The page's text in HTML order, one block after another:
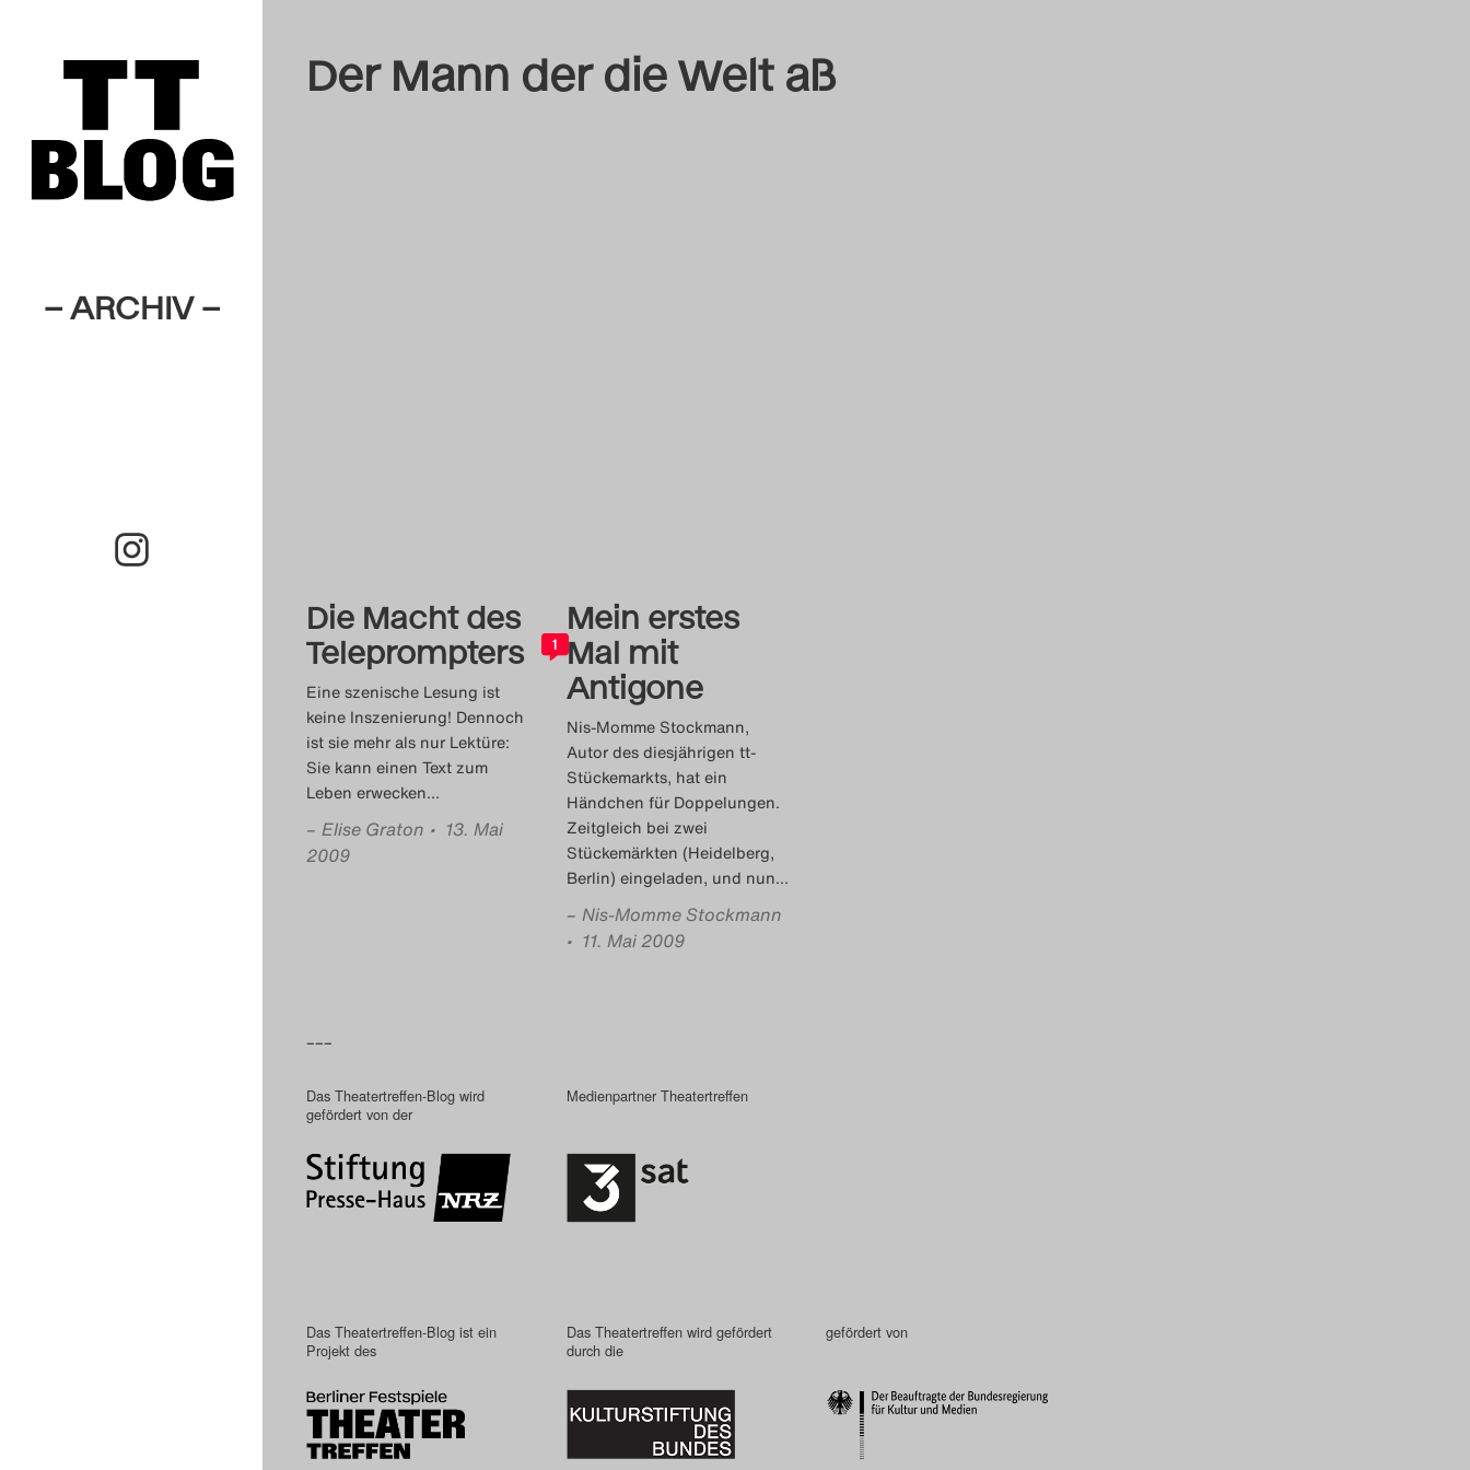
– ARCHIV –
Der Mann der die Welt aß
Die Macht des
Teleprompters
1
Eine szenische Lesung ist
keine Inszenierung! Dennoch
ist sie mehr als nur Lektüre:
Sie kann einen Text zum
Leben erwecken…
– Elise Graton • 13. Mai
2009
Mein erstes
Mal mit
Antigone
Nis-Momme Stockmann,
Autor des diesjährigen tt-
Stückemarkts, hat ein
Händchen für Doppelungen.
Zeitgleich bei zwei
Stückemärkten (Heidelberg,
Berlin) eingeladen, und nun…
– Nis-Momme Stockmann
• 11. Mai 2009
–––
Das Theatertreffen-Blog wird
gefördert von der
Medienpartner Theatertreffen
Das Theatertreffen-Blog ist ein
Projekt des
Das Theatertreffen wird gefördert
durch die
gefördert von